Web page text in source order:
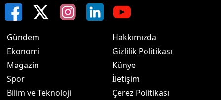
Gündem
Ekonomi
Magazin
Spor
Bilim ve Teknoloji
Hakkımızda
Gizlilik Politikası
Künye
İletişim
Çerez Politikası